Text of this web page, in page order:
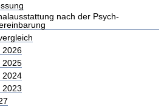
nach der Psych-
2026
2025
2024
2023